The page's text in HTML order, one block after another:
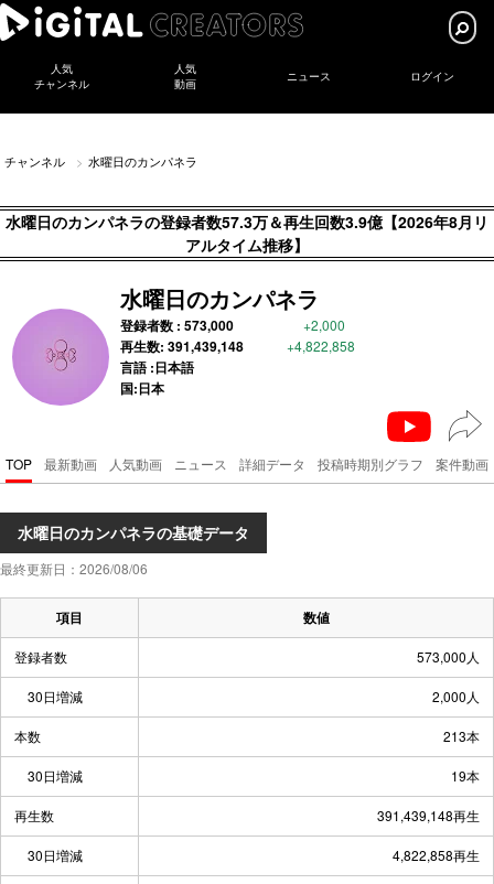
人気
チャンネル
人気
動画
ニュース ログイン
チャンネル 水曜日のカンパネラ
水曜日のカンパネラの登録者数57.3万＆再生回数3.9億【2026年8月リ
アルタイム推移】
水曜日のカンパネラ
登録者数 : 573,000 +2,000
再生数: 391,439,148 +4,822,858
言語 :日本語
国:日本
TOP 最新動画 人気動画 ニュース 詳細データ 投稿時期別グラフ 案件動画
水曜日のカンパネラの基礎データ
最終更新日：2026/08/06
項目 数値
登録者数 573,000人
30日増減 2,000人
本数 213本
30日増減 19本
再生数 391,439,148再生
30日増減 4,822,858再生